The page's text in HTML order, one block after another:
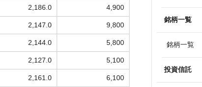
2,186.0 4,900
2,147.0 9,800
2,144.0 5,800
2,127.0 5,100
2,161.0 6,100
銘柄一覧
銘柄一覧
投資信託